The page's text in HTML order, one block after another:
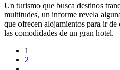
Un turismo que busca destinos
multitudes, un informe revela
que ofrecen alojamientos para ir
las comodidades de un gran hotel.
1
2